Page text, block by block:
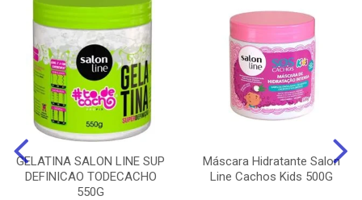
GELATINA SALON LINE SUP
DEFINICAO TODECACHO
550G
Máscara Hidratante Salon
Line Cachos Kids 500G